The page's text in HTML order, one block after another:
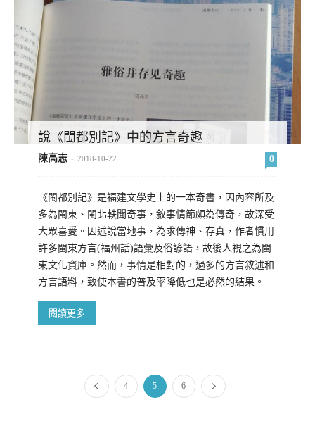
說《閩都別記》中的方言奇趣
陳高志 - 2018-10-22 0
《閩都別記》是福建文學史上的一本奇書，因內容所及
多為閩東、閩北軼聞奇事，敘事情節頗為傳奇，故深受
大眾喜愛。因述說當地事，為求傳神、存真，作者慣用
許多閩東方言(福州話)語彙及俗諺語，故後人視之為閩
東文化資庫。然而，事情是相對的，過多的方言敘述和
方言語料，致使本書的普及率降低也是必然的結果。
閱讀更多
4 5 6